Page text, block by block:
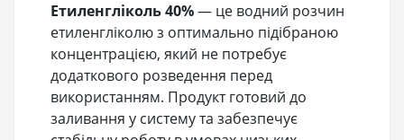
Етиленгліколь 40%— це водний розчин
етиленгліколю з оптимально підібраною
концентрацією, який не потребує
додаткового розведення перед
використанням. Продукт готовий до
заливання у систему та забезпечує